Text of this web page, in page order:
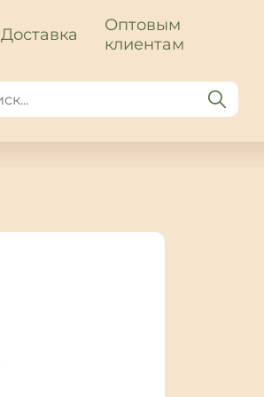
Доставка
Оптовым
клиентам